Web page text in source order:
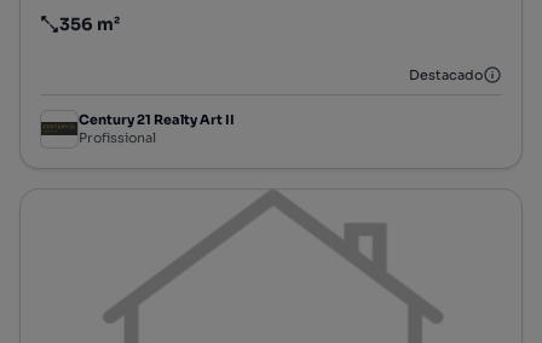
Preço por metro quadrado
356 m²
Destacado
Century 21 Realty Art II
Profissional